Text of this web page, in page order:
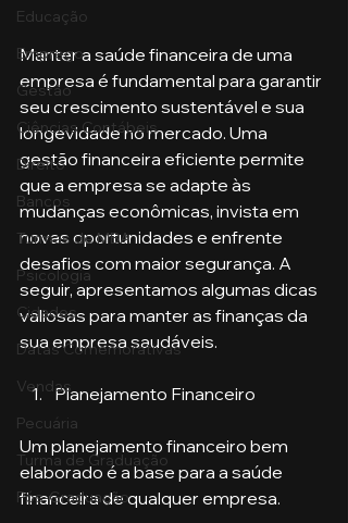
Educação
Emprego
Gestão
Ciências Contábeis
Direito
Bancos
Turmas de MBA
Psicologia
Cidades
Datas Comemorativas
Vendas
Pecuária
Turma de Graduação
Pós-Graduação
Manter a saúde financeira de uma
empresa é fundamental para garantir
seu crescimento sustentável e sua
longevidade no mercado. Uma
gestão financeira eficiente permite
que a empresa se adapte às
mudanças econômicas, invista em
novas oportunidades e enfrente
desafios com maior segurança. A
seguir, apresentamos algumas dicas
valiosas para manter as finanças da
sua empresa saudáveis.
Planejamento Financeiro
Um planejamento financeiro bem
elaborado é a base para a saúde
financeira de qualquer empresa.